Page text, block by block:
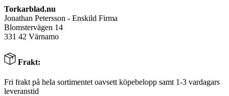
Torkarblad.nu
Jonathan Petersson - Enskild Firma
Blomstervägen 14
331 42 Värnamo
Frakt:
Fri frakt på hela sortimentet oavsett köpebelopp samt 1-3 vardagars
leveranstid